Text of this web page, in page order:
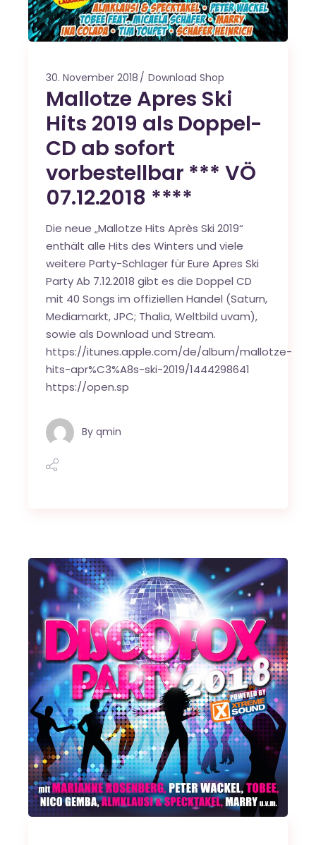
30. November 2018 Download Shop
Mallotze Apres Ski
Hits 2019 als Doppel-
CD ab sofort
vorbestellbar *** VÖ
07.12.2018 ****
Die neue „Mallotze Hits Après Ski 2019“
enthält alle Hits des Winters und viele
weitere Party-Schlager für Eure Apres Ski
Party Ab 7.12.2018 gibt es die Doppel CD
mit 40 Songs im offiziellen Handel (Saturn,
Mediamarkt, JPC; Thalia, Weltbild uvam),
sowie als Download und Stream.
https://itunes.apple.com/de/album/mallotze-
hits-apr%C3%A8s-ski-2019/1444298641
https://open.sp
By qmin